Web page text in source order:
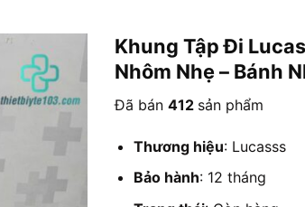
Khung Tập Đi
Nhôm Nhẹ – Bánh
Đã bán 412 sản phẩm
Thương hiệu: Lucasss
Bảo hành: 12 tháng